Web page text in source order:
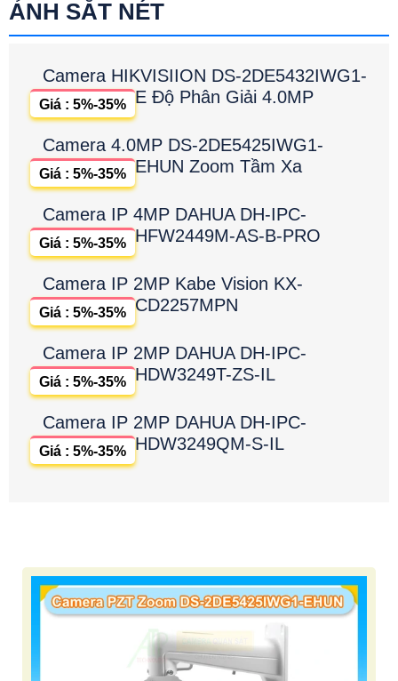
ẢNH SẮT NÉT
Camera HIKVISIION DS-2DE5432IWG1-
E Độ Phân Giải 4.0MP
Giá : 5%-35%
Camera 4.0MP DS-2DE5425IWG1-
EHUN Zoom Tầm Xa
Giá : 5%-35%
Camera IP 4MP DAHUA DH-IPC-
HFW2449M-AS-B-PRO
Giá : 5%-35%
Camera IP 2MP Kabe Vision KX-
CD2257MPN
Giá : 5%-35%
Camera IP 2MP DAHUA DH-IPC-
HDW3249T-ZS-IL
Giá : 5%-35%
Camera IP 2MP DAHUA DH-IPC-
HDW3249QM-S-IL
Giá : 5%-35%